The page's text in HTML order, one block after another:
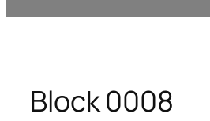
Block 0008